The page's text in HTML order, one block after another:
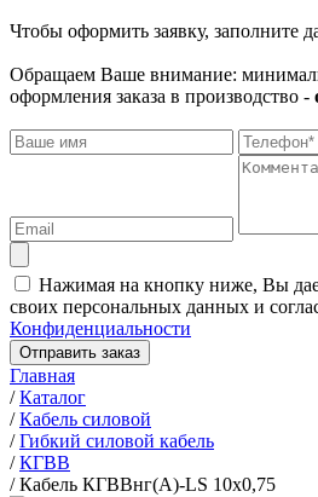
Чтобы оформить заявку, заполните
Обращаем Ваше внимание:
оформления заказа в производство -
Нажимая на кнопку ниже, Вы
своих персональных данных и
Конфиденциальности
Отправить заказ
Главная
/Каталог
/Кабель силовой
/Гибкий силовой кабель
/КГВВ
/Кабель КГВВнг(А)-LS 10х0,75